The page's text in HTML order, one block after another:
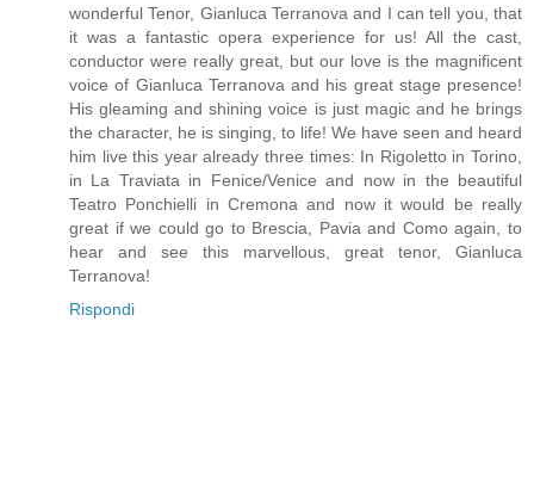
wonderful Tenor, Gianluca Terranova and I can tell you, that
it was a fantastic opera experience for us! All the cast,
conductor were really great, but our love is the magnificent
voice of Gianluca Terranova and his great stage presence!
His gleaming and shining voice is just magic and he brings
the character, he is singing, to life! We have seen and heard
him live this year already three times: In Rigoletto in Torino,
in La Traviata in Fenice/Venice and now in the beautiful
Teatro Ponchielli in Cremona and now it would be really
great if we could go to Brescia, Pavia and Como again, to
hear and see this marvellous, great tenor, Gianluca
Terranova!
Rispondi